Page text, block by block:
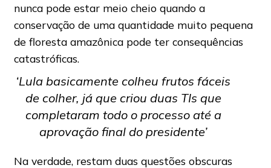
nunca pode estar meio cheio quando a
conservação de uma quantidade muito pequena
de floresta amazônica pode ter consequências
catastróficas.
‘Lula basicamente colheu frutos fáceis
de colher, já que criou duas TIs que
completaram todo o processo até a
aprovação final do presidente’
Na verdade, restam duas questões obscuras